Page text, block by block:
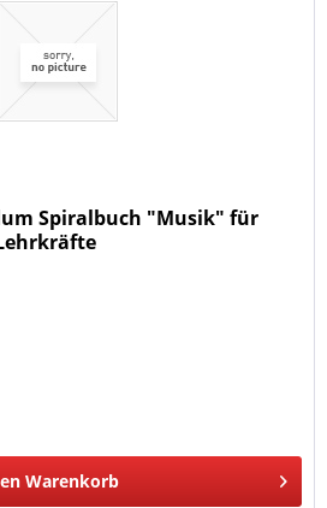
Spiralbuch "Musik" für
Warenkorb